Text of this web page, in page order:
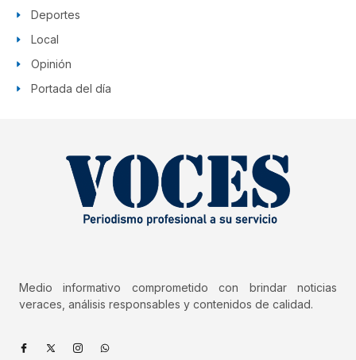
Deportes
Local
Opinión
Portada del día
Medio informativo comprometido con brindar noticias
veraces, análisis responsables y contenidos de calidad.